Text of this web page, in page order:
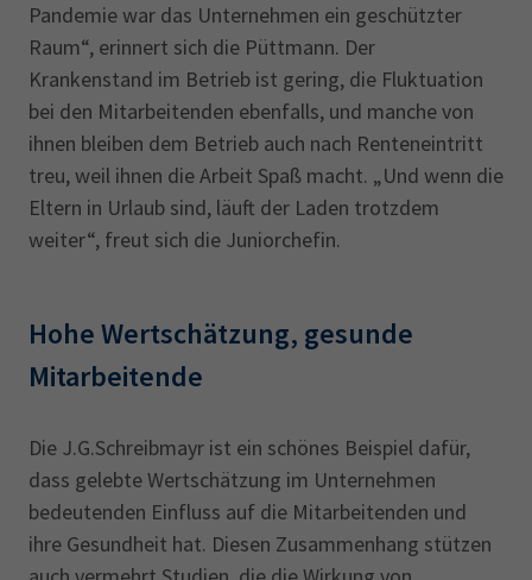
Pandemie war das Unternehmen ein geschützter
Raum“, erinnert sich die Püttmann. Der
Krankenstand im Betrieb ist gering, die Fluktuation
bei den Mitarbeitenden ebenfalls, und manche von
ihnen bleiben dem Betrieb auch nach Renteneintritt
treu, weil ihnen die Arbeit Spaß macht. „Und wenn die
Eltern in Urlaub sind, läuft der Laden trotzdem
weiter“, freut sich die Juniorchefin.
Hohe Wertschätzung, gesunde
Mitarbeitende
Die J.G.Schreibmayr ist ein schönes Beispiel dafür,
dass gelebte Wertschätzung im Unternehmen
bedeutenden Einfluss auf die Mitarbeitenden und
ihre Gesundheit hat. Diesen Zusammenhang stützen